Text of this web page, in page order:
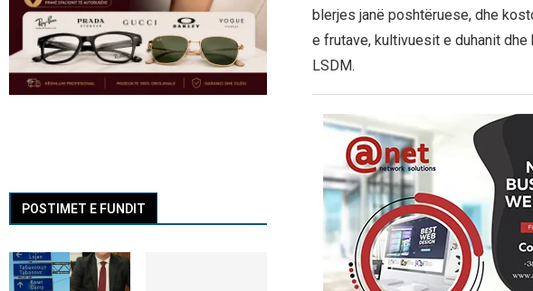
blerjes janë poshtëruese, dhe
e frutave, kultivuesit e duhanit
LSDM.
POSTIMET E FUNDIT